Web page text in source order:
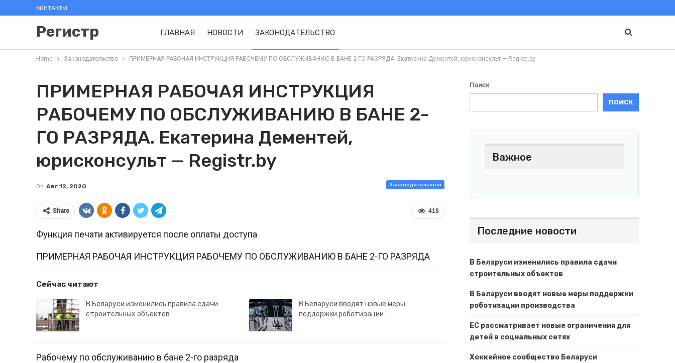
КОНТАКТЫ
Регистр ГЛАВНАЯ НОВОСТИ ЗАКОНОДАТЕЛЬСТВО
Home Законодательство ПРИМЕРНАЯ РАБОЧАЯ ИНСТРУКЦИЯ РАБОЧЕМУ ПО ОБСЛУЖИВАНИЮ В БАНЕ 2-ГО РАЗРЯДА. Екатерина Дементей, юрисконсульт — Registr.by
ПРИМЕРНАЯ РАБОЧАЯ ИНСТРУКЦИЯ
РАБОЧЕМУ ПО ОБСЛУЖИВАНИЮ В БАНЕ 2-
ГО РАЗРЯДА. Екатерина Дементей,
юрисконсульт — Registr.by
Законодательство
On Авг 12, 2020
418
Share
Функция печати активируется после оплаты доступа
ПРИМЕРНАЯ РАБОЧАЯ ИНСТРУКЦИЯ РАБОЧЕМУ ПО ОБСЛУЖИВАНИЮ В БАНЕ 2-ГО РАЗРЯДА
Сейчас читают
В Беларуси изменились правила сдачи
строительных объектов
В Беларуси вводят новые меры
поддержки роботизации…
Рабочему по обслуживанию в бане 2-го разряда
Поиск
ПОИСК
Важное
Последние новости
В Беларуси изменились правила сдачи
строительных объектов
В Беларуси вводят новые меры поддержки
роботизации производства
ЕС рассматривает новые ограничения для
детей в социальных сетях
Хоккейное сообщество Беларуси